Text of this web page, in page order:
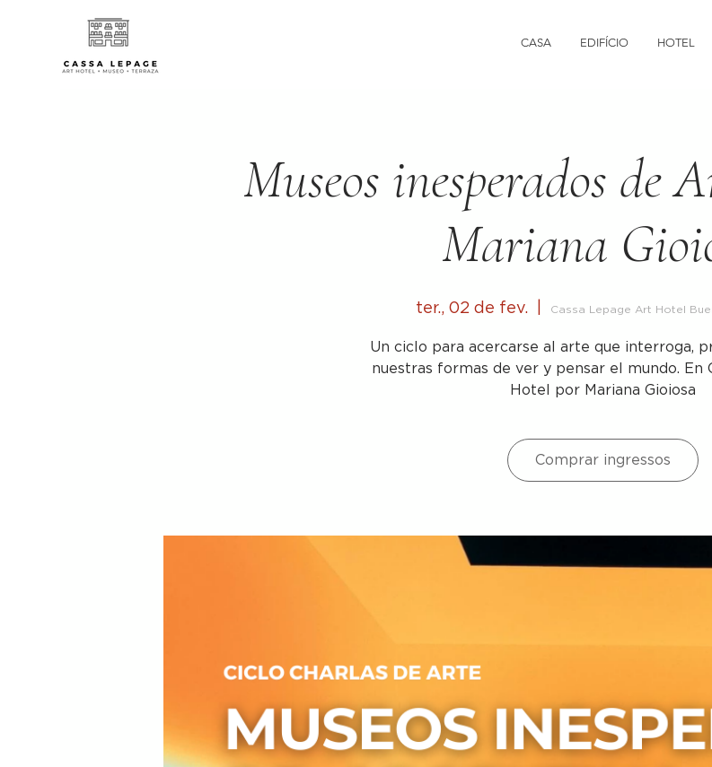
CASA EDIFÍCIO HOTEL
Museos inesperados de
Mariana
ter., 02 de fev. Cassa Lepage Art Hotel
Un ciclo para acercarse al arte que interroga,
nuestras formas de ver y pensar el mundo. En
Hotel por Mariana Gioiosa
Comprar ingressos